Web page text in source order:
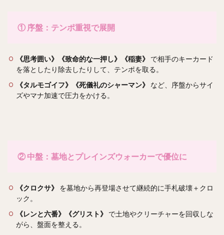
① 序盤：テンポ重視で展開
《思考囲い》《致命的な一押し》《稲妻》
で相手のキーカード
を落としたり除去したりして、テンポを取る。
《タルモゴイフ》《死儀礼のシャーマン》
など、序盤からサイ
ズやマナ加速で圧力をかける。
② 中盤：墓地とプレインズウォーカーで優位に
《クロクサ》
を墓地から再登場させて継続的に手札破壊＋クロ
ック。
《レンと六番》《グリスト》
で土地やクリーチャーを回収しな
がら、盤面を整える。